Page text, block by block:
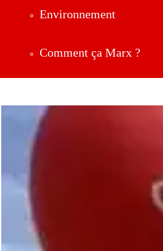
Environnement
Comment ça Marx ?